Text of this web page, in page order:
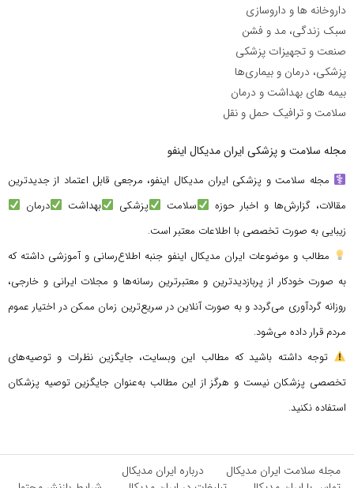
داروخانه ها و داروسازی
سبک زندگی، مد و فشن
صنعت و تجهیزات پزشکی
پزشکی، درمان و بیماری‌ها
بیمه های بهداشت و درمان
سلامت و ترافیک حمل و نقل
مجله سلامت و پزشکی ایران مدیکال اینفو
مجله سلامت و پزشکی ایران مدیکال اینفو، مرجعی قابل اعتماد از جدیدترین
مقالات، گزارش‌ها و اخبار حوزه
سلامت پزشکی بهداشت
درمان
زیبایی به صورت تخصصی با اطلاعات معتبر است.
مطالب و موضوعات ایران مدیکال اینفو جنبه اطلاع‌رسانی و آموزشی داشته که
به صورت خودکار از پربازدیدترین و معتبرترین رسانه‌ها و مجلات ایرانی و خارجی،
روزانه گردآوری می‌گردد و به صورت آنلاین در سریع‌ترین زمان ممکن در اختیار عموم
مردم قرار داده می‌شود.
توجه داشته باشید که مطالب این وبسایت، جایگزین نظرات و توصیه‌های
تخصصی پزشکان نیست و هرگز از این مطالب به‌عنوان جایگزین توصیه پزشکان
استفاده نکنید.
مجله سلامت ایران مدیکال
درباره ایران مدیکال